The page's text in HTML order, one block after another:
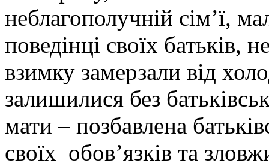
неблагополучній сім’ї,
поведінці своїх батьків,
взимку замерзали від
залишилися без
мати – позбавлена
своїх обов’язків та